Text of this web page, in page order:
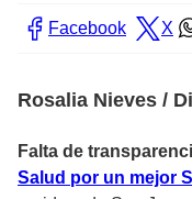
Facebook X
Rosalia Nieves /
Falta de
Salud por un mejor